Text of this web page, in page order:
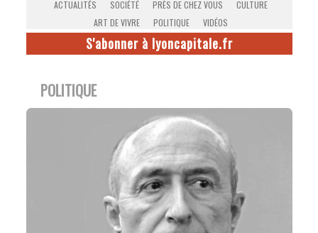
ACTUALITÉS SOCIÉTÉ PRÈS DE CHEZ VOUS
CULTURE
ART DE VIVRE
POLITIQUE VIDÉOS
S'abonner à lyoncapitale.fr
POLITIQUE